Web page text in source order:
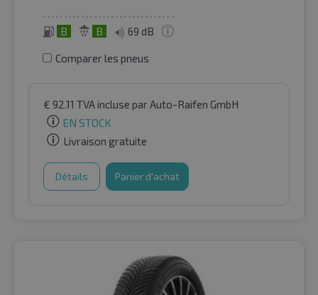
B B 69 dB
Comparer les pneus
€ 92.11 TVA incluse par Auto-Raifen GmbH
EN STOCK
Livraison gratuite
Détails Panier d'achat